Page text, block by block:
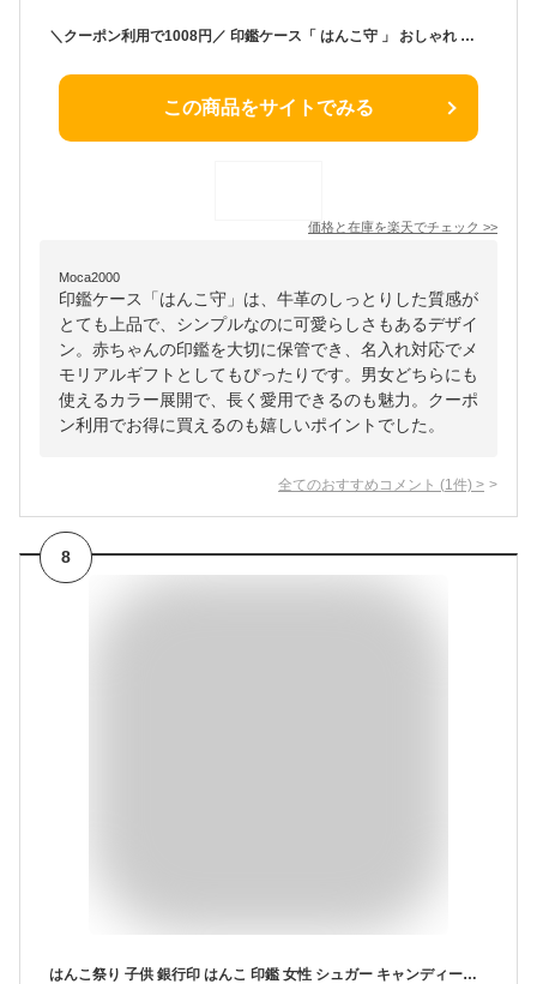
＼クーポン利用で1008円／ 印鑑ケース「 はんこ守 」 おしゃれ かわいい 牛革 シンプル 印鑑ホルダー 赤ちゃん 印鑑 女の子 男の子 出産祝い メモリアル 【名入れ対象】
この商品をサイトでみる
価格と在庫を楽天でチェック >>
Moca2000
印鑑ケース「はんこ守」は、牛革のしっとりした質感が
とても上品で、シンプルなのに可愛らしさもあるデザイ
ン。赤ちゃんの印鑑を大切に保管でき、名入れ対応でメ
モリアルギフトとしてもぴったりです。男女どちらにも
使えるカラー展開で、長く愛用できるのも魅力。クーポ
ン利用でお得に買えるのも嬉しいポイントでした。
全てのおすすめコメント (1 件) >
8
はんこ祭り 子供 銀行印 はんこ 印鑑 女性 シュガー キャンディーグラス 12.0mm 認印 ハンコ 判子 名前 赤ちゃん (HK010)